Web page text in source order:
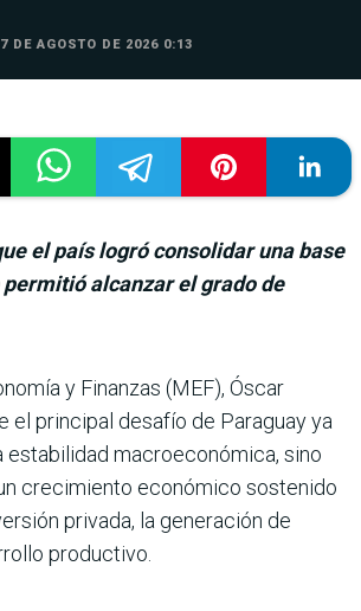
7 DE AGOSTO DE 2026 0:13
el país logró consolidar una base
alcanzar el grado de
y Finanzas (MEF), Óscar
el principal desafío de Paraguay ya
estabilidad macroeco­nómica, sino
crecimiento econó­mico sostenido
privada, la gene­ración de
productivo.